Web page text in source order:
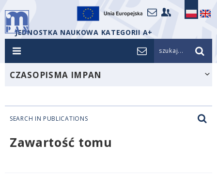
JEDNOSTKA NAUKOWA KATEGORII A+
szukaj...
CZASOPISMA IMPAN
SEARCH IN PUBLICATIONS
Zawartość tomu